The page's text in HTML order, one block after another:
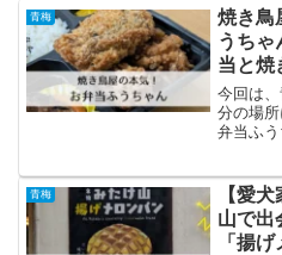
青梅
焼き鳥
うちゃ
当と焼
今回は
分の場
弁当ふ
にお弁
その本
青梅
【愛
山で出
「揚